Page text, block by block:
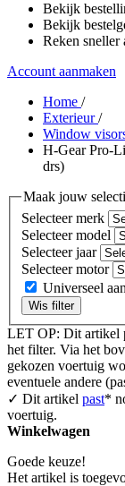
Bekijk
Bekijk
Reken sneller
Account aanmaken
Home /
Exterieur/
Window
H-Gear Pro-
drs)
Maak jouw
Selecteer merk
Selecteer model
Selecteer jaar
Selecteer motor
Universeel aan
Wis filter
LET OP: Dit artikel
het filter. Via het
gekozen voertuig
eventuele andere
✓ Dit artikel past*
voertuig.
Winkelwagen
Goede keuze!
Het artikel is